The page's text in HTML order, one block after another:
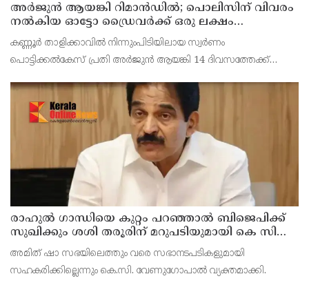
അര്‍ജുന്‍ ആയങ്കി റിമാന്‍ഡില്‍; പൊലിസിന് വിവരം
നൽകിയ ഓട്ടോ ഡ്രൈവർക്ക് ഒരു ലക്ഷം
പാരിതോഷികം നൽകുമെന്ന് മന്ത്രി
കണ്ണൂർ താളിക്കാവിൽ നിന്നുംപിടിയിലായ സ്വർണം
പൊട്ടിക്കൽകേസ് പ്രതി അര്‍ജുന്‍ ആയങ്കി 14 ദിവസത്തേക്ക്
മജിസ്‌ട്രേറ്റാണ് റിമാൻഡ് ചെയ്തത് പ്രതിയെ തലശേരി സബ്
ജയില
രാഹുല്‍ ഗാന്ധിയെ കുറ്റം പറഞ്ഞാല്‍ ബിജെപിക്ക്
സുഖിക്കും ശശി തരൂരിന് മറുപടിയുമായി കെ സി
വേണുഗോപാല്‍
അമിത് ഷാ സഭയിലെത്തും വരെ സഭാനടപടികളുമായി
സഹകരിക്കില്ലെന്നും കെ.സി. വേണുഗോപാല്‍ വ്യക്തമാക്കി.